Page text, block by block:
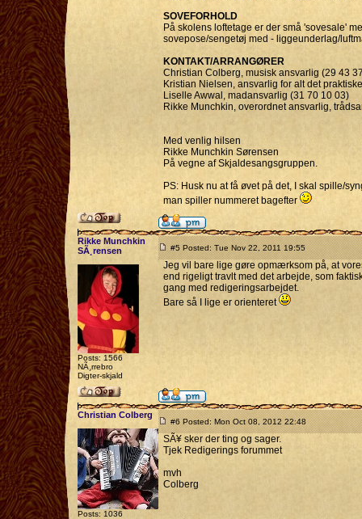
SOVEFORHOLD
På skolens loftetage er der små 'sovesale'
sovepose/sengetøj med - liggeunderlag/
KONTAKT/ARRANGØRER
Christian Colberg, musisk ansvarlig (29 43
Kristian Nielsen, ansvarlig for alt det
Liselle Awwal, madansvarlig (31 70 10 03)
Rikke Munchkin, overordnet ansvarlig,
Med venlig hilsen
Rikke Munchkin Sørensen
På vegne af Skjaldesangsgruppen.
PS: Husk nu at få øvet på det, I skal spille/
man spiller nummeret bagefter
Rikke Munchkin
SÃ¸rensen
Posts: 1566
NÃ¸rrebro
Digter-skjald
#5 Posted: Tue Nov 22, 2011 19:55
Jeg vil bare lige gøre opmærksom på, at
end rigeligt travlt med det arbejde, som
gang med redigeringsarbejdet.
Bare så I lige er orienteret
Christian Colberg
Posts: 1036
#6 Posted: Mon Oct 08, 2012 22:48
SÃ¥ sker der ting og sager.
Tjek Redigerings forummet
mvh
Colberg